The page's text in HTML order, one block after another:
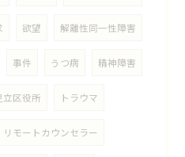
欲望 解離性同一性障害
事件 うつ病 精神障害
立区役所 トラウマ
リモートカウンセラー